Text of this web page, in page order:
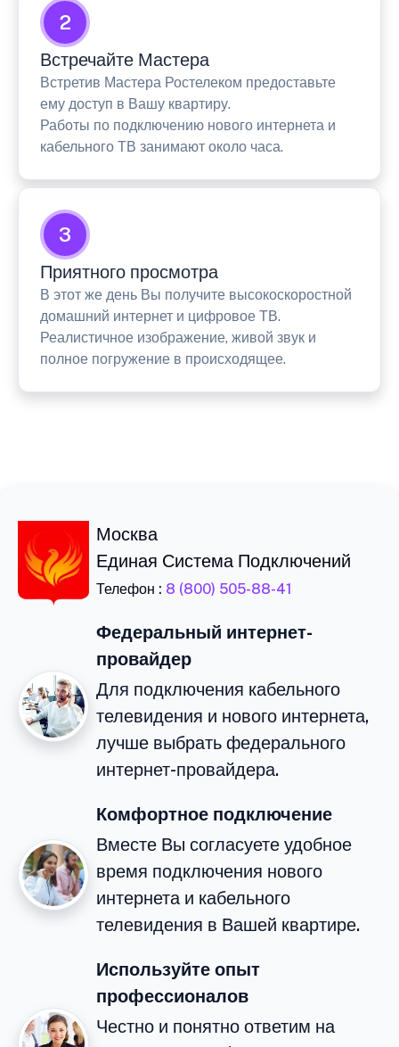
2
Встречайте Мастера
Встретив Мастера Ростелеком предоставьте
ему доступ в Вашу квартиру.
Работы по подключению нового интернета и
кабельного ТВ занимают около часа.
3
Приятного просмотра
В этот же день Вы получите высокоскоростной
домашний интернет и цифровое ТВ.
Реалистичное изображение, живой звук и
полное погружение в происходящее.
Москва
Единая Система Подключений
Телефон : 8 (800) 505-88-41
Федеральный интернет-
провайдер
Для подключения кабельного
телевидения и нового интернета,
лучше выбрать федерального
интернет-провайдера.
Комфортное подключение
Вместе Вы согласуете удобное
время подключения нового
интернета и кабельного
телевидения в Вашей квартире.
Используйте опыт
профессионалов
Честно и понятно ответим на